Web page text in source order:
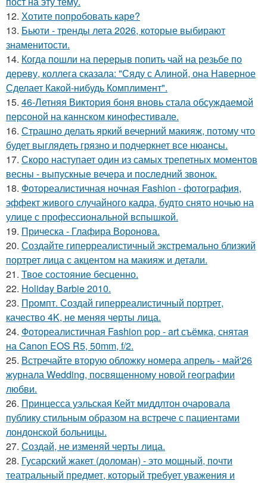
12. Хотите попробовать каре?
13. Бьюти - тренды лета 2026, которые выбирают
знаменитости.
14. Когда пошли на перерыв попить чай на резьбе по
дереву, коллега сказала: "Сяду с Алиной, она Наверное
Сделает Какой-нибудь Комплимент".
15. 46-Летняя Виктория боня вновь стала обсуждаемой
персоной на каннском кинофестивале.
16. Страшно делать яркий вечерний макияж, потому что
будет выглядеть грязно и подчеркнет все нюансы.
17. Скоро наступает один из самых трепетных моментов
весны - выпускные вечера и последний звонок.
18. Фотореалистичная ночная Fashion - фотография,
эффект живого случайного кадра, будто снято ночью на
улице с профессиональной вспышкой.
19. Прическа - Глафира Воронова.
20. Создайте гиперреалистичный экстремально близкий
портрет лица с акцентом на макияж и детали.
21. Твое состояние бесценно.
22. Holiday Barbie 2010.
23. Промпт. Создай гиперреалистичный портрет,
качество 4K, не меняя черты лица.
24. Фотореалистичная Fashion pop - art съёмка, снятая
на Canon EOS R5, 50mm, f/2.
25. Встречайте вторую обложку номера апрель - май'26
журнала Wedding, посвященному новой географии
любви.
26. Принцесса уэльская Кейт миддлтон очаровала
публику стильным образом на встрече с пациентами
лондонской больницы.
27. Создай, не изменяй черты лица.
28. Гусарский жакет (доломан) - это мощный, почти
театральный предмет, который требует уважения и